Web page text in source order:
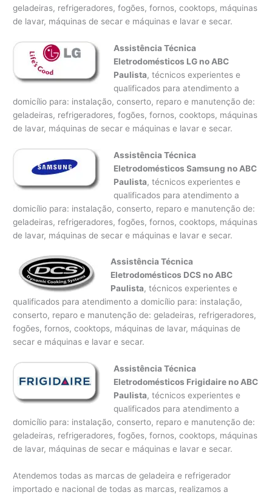
geladeiras, refrigeradores, fogões, fornos, cooktops, máquinas
de lavar, máquinas de secar e máquinas e lavar e secar.
Assistência Técnica
Eletrodomésticos LG no ABC
Paulista, técnicos experientes e
qualificados para atendimento a
domicílio para: instalação, conserto, reparo e manutenção de:
geladeiras, refrigeradores, fogões, fornos, cooktops, máquinas
de lavar, máquinas de secar e máquinas e lavar e secar.
Assistência Técnica
Eletrodomésticos Samsung no ABC
Paulista, técnicos experientes e
qualificados para atendimento a
domicílio para: instalação, conserto, reparo e manutenção de:
geladeiras, refrigeradores, fogões, fornos, cooktops, máquinas
de lavar, máquinas de secar e máquinas e lavar e secar.
Assistência Técnica
Eletrodomésticos DCS no ABC
Paulista, técnicos experientes e
qualificados para atendimento a domicílio para: instalação,
conserto, reparo e manutenção de: geladeiras, refrigeradores,
fogões, fornos, cooktops, máquinas de lavar, máquinas de
secar e máquinas e lavar e secar.
Assistência Técnica
Eletrodomésticos Frigidaire no ABC
Paulista, técnicos experientes e
qualificados para atendimento a
domicílio para: instalação, conserto, reparo e manutenção de:
geladeiras, refrigeradores, fogões, fornos, cooktops, máquinas
de lavar, máquinas de secar e máquinas e lavar e secar.
Atendemos todas as marcas de geladeira e refrigerador
importado e nacional de todas as marcas, realizamos a